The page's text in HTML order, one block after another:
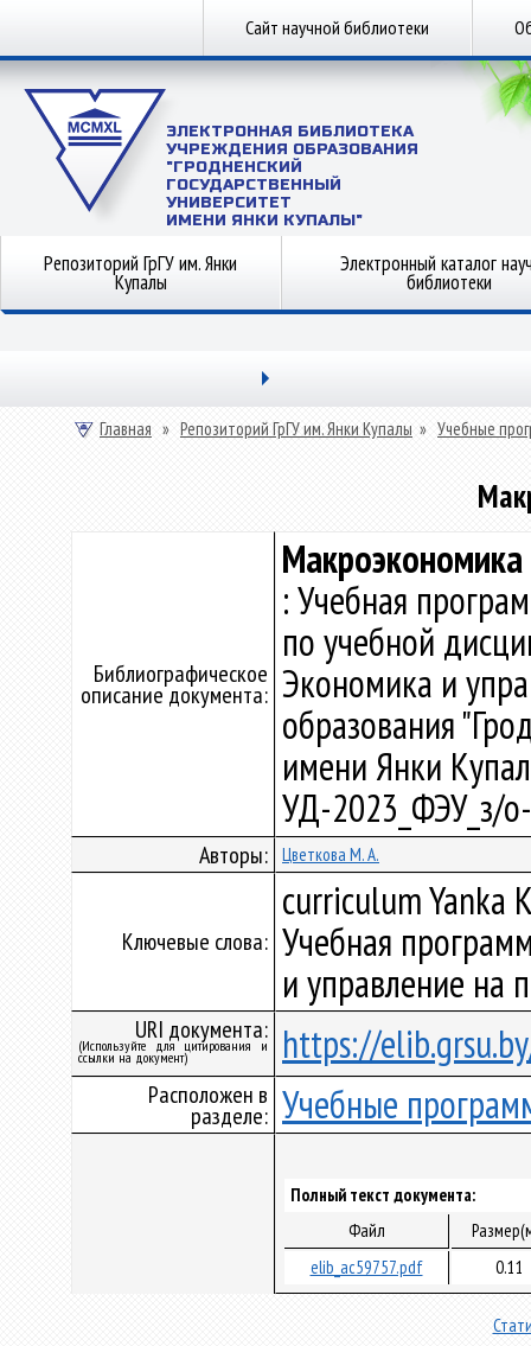
Сайт научной библиотеки
ЭЛЕКТРОННАЯ БИБЛИОТЕКА
УЧРЕЖДЕНИЯ ОБРАЗОВАНИЯ
"ГРОДНЕНСКИЙ
ГОСУДАРСТВЕННЫЙ
УНИВЕРСИТЕТ
ИМЕНИ ЯНКИ КУПАЛЫ"
Репозиторий ГрГУ им. Янки
Купалы
Электронный каталог
библиотеки
Главная » Репозиторий ГрГУ им. Янки Купалы » Учебные
Библиографическое
описание документа:
Макроэкономика
: Учебная
по учебной
Экономика и
образования
имени Янки
УД-2023_ФЭУ_з/
Авторы: Цветкова М. А.
Ключевые слова:
curriculum Yanka
Учебная
и управление на
URI документа:
(Используйте для цитирования и
ссылки на документ) https://
Расположен в
разделе: Учебные
Полный текст документа:
Файл
elib_ac59757.pdf
0.11